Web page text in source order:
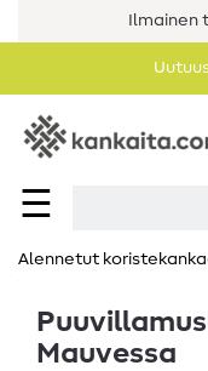
Ilmainen
☰
Alennetut
Mauvessa